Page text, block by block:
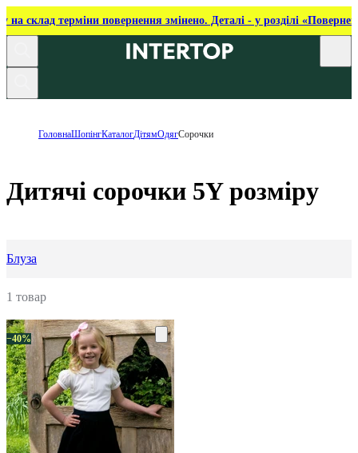
на склад терміни повернення змінено. Деталі - у розділі
ГоловнаШопінгКаталогДітямОдягСорочки
Дитячі сорочки 5Y розміру
Блуза
1 товар
−40%